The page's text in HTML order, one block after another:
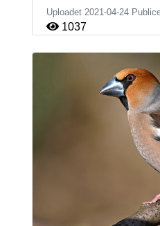
Uploadet 2021-04-24
1037